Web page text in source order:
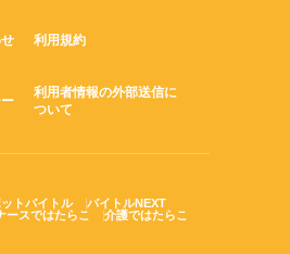
利用規約
利用者情報の外部送信に
ついて
トバイトル
バイトルNEXT
ースではたらこ 介護ではたらこ